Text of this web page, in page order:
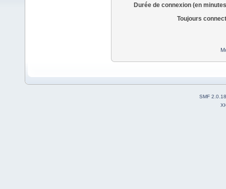
Durée de connexion (en
Toujours
SMF 2.0.18